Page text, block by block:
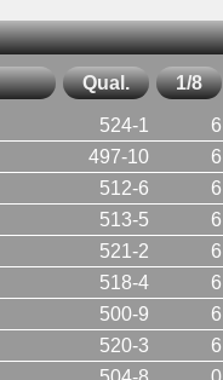
Qual. 1/8
524-1 6
497-10 6
512-6 6
513-5 6
521-2 6
518-4 6
500-9 6
520-3 6